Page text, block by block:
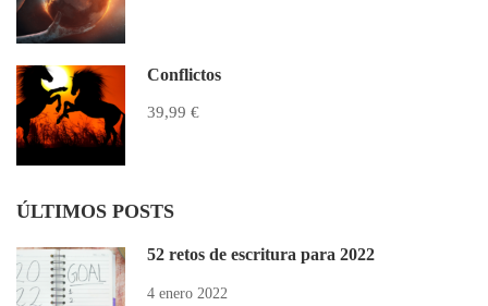
Conflictos
39,99 €
ÚLTIMOS POSTS
52 retos de escritura para 2022
4 enero 2022